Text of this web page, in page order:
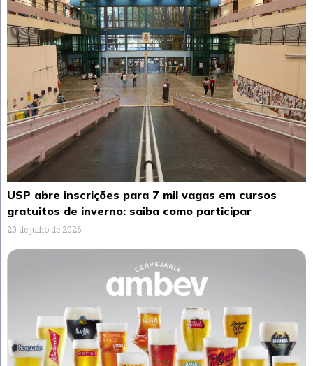
USP abre inscrições para 7 mil vagas em cursos
gratuitos de inverno: saiba como participar
20 de julho de 2026